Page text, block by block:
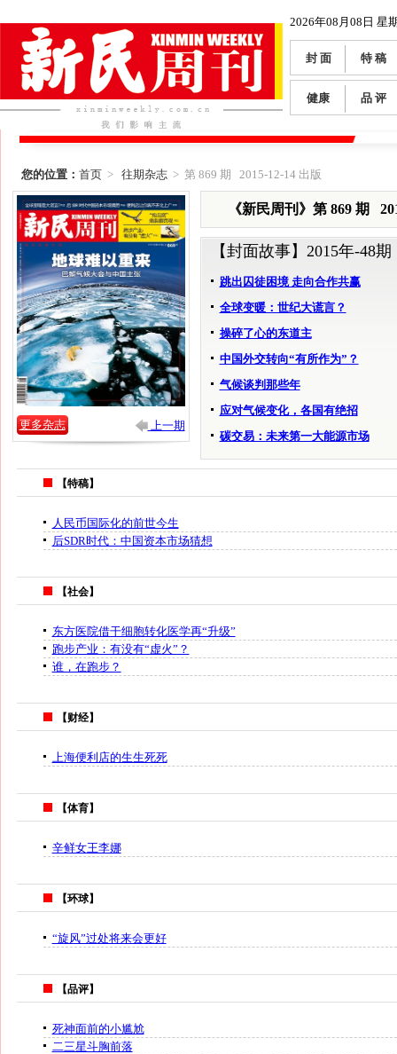
2026年08月08日 星
封 面 特 稿
健康 品 评
您的位置： 首页> 往期杂志> 第 869 期 2015-12-14 出版
更多杂志 上一期
《新民周刊》第 869 期
【封面故事】 2015年-48期
跳出囚徒困境 走向合作共赢
全球变暖：世纪大谎言？
操碎了心的东道主
中国外交转向“有所作为”？
气候谈判那些年
应对气候变化，各国有绝招
碳交易：未来第一大能源市场
【特稿】
人民币国际化的前世今生
后SDR时代：中国资本市场猜想
【社会】
东方医院借干细胞转化医学再“升级”
跑步产业：有没有“虚火”？
谁，在跑步？
【财经】
上海便利店的生生死死
【体育】
辛鲜女王李娜
【环球】
“旋风”过处将来会更好
【品评】
死神面前的小尴尬
二三星斗胸前落